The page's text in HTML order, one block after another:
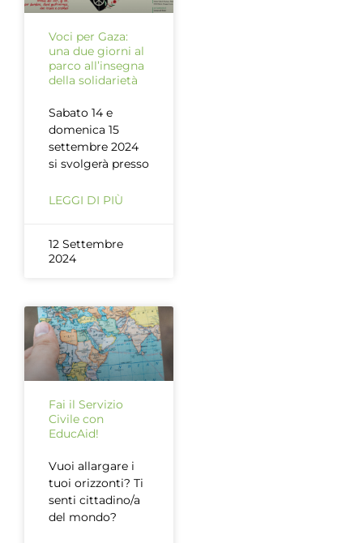
Voci per Gaza:
una due giorni al
parco all’insegna
della solidarietà
Sabato 14 e
domenica 15
settembre 2024
si svolgerà presso
LEGGI DI PIÙ
12 Settembre
2024
Fai il Servizio
Civile con
EducAid!
Vuoi allargare i
tuoi orizzonti? Ti
senti cittadino/a
del mondo?